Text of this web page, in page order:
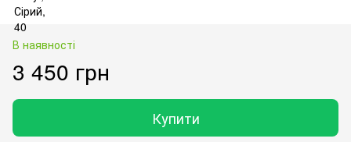
В наявності
3 450 грн
Купити